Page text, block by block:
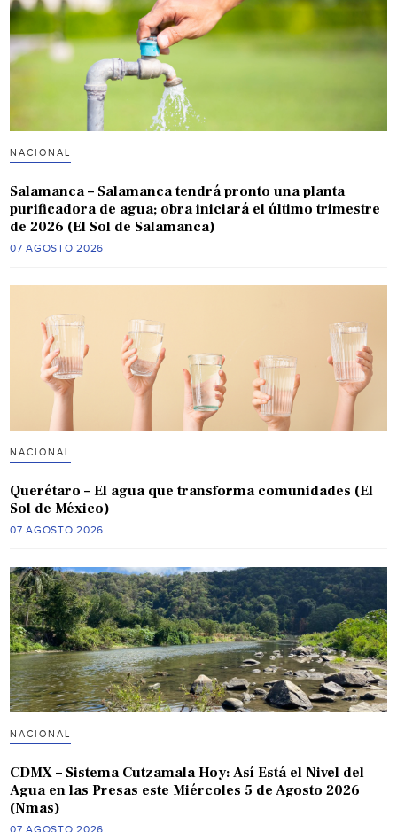
NACIONAL
Salamanca – Salamanca tendrá pronto una planta
purificadora de agua; obra iniciará el último trimestre
de 2026 (El Sol de Salamanca)
07 AGOSTO 2026
NACIONAL
Querétaro – El agua que transforma comunidades (El
Sol de México)
07 AGOSTO 2026
NACIONAL
CDMX – Sistema Cutzamala Hoy: Así Está el Nivel del
Agua en las Presas este Miércoles 5 de Agosto 2026
(Nmas)
07 AGOSTO 2026